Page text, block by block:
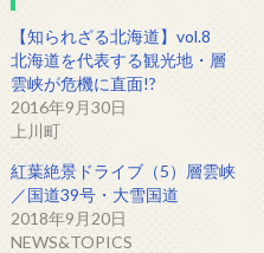
【知られざる北海道】vol.8
北海道を代表する観光地・層
雲峡が危機に直面!?
2016年9月30日
上川町
紅葉絶景ドライブ（5）層雲峡
／国道39号・大雪国道
2018年9月20日
NEWS&TOPICS